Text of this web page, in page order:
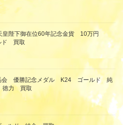
陛下御在位60年記念金貨 10万円
ド 買取
会 優勝記念メダル K24 ゴールド 純
力 買取